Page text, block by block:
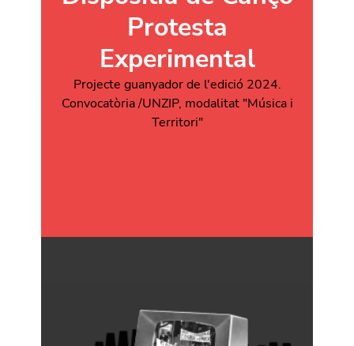
Protesta
Experimental
Projecte guanyador de l'edició 2024.
Convocatòria /UNZIP, modalitat "Música i
Territori"